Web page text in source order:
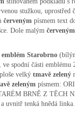
stužkou,
červeným písmem text
Dole malým červeným
emblém Starobrno
, ve spodní části
velký tmavě zelený
zeleným písmem:
BRNĚ Z TĚCH
a uvnitř tenká hnědá linka.